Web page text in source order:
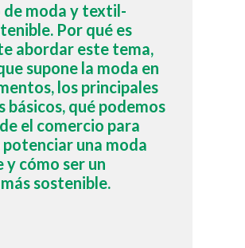
de moda y textil-
Por qué es
abordar este tema,
supone la moda en
los principales
básicos, qué podemos
el comercio para
una moda
y cómo ser un
sostenible.